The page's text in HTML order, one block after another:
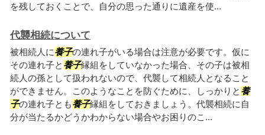
を残しておくことで、自分の思った通りに遺産を使...
代襲相続について
被相続人に養子の連れ子がいる場合は注意が必要です。仮に
その連れ子と 養子縁組をしていなかった場合、その子は被相
続人の孫として扱われないので、代襲して相続人となること
ができません。このようなことを防ぐために、しっかりと 養
子の連れ子とも養子縁組をしておきましょう。代襲相続に自
分が当たるかどうかわからない場合やお困りのこ...